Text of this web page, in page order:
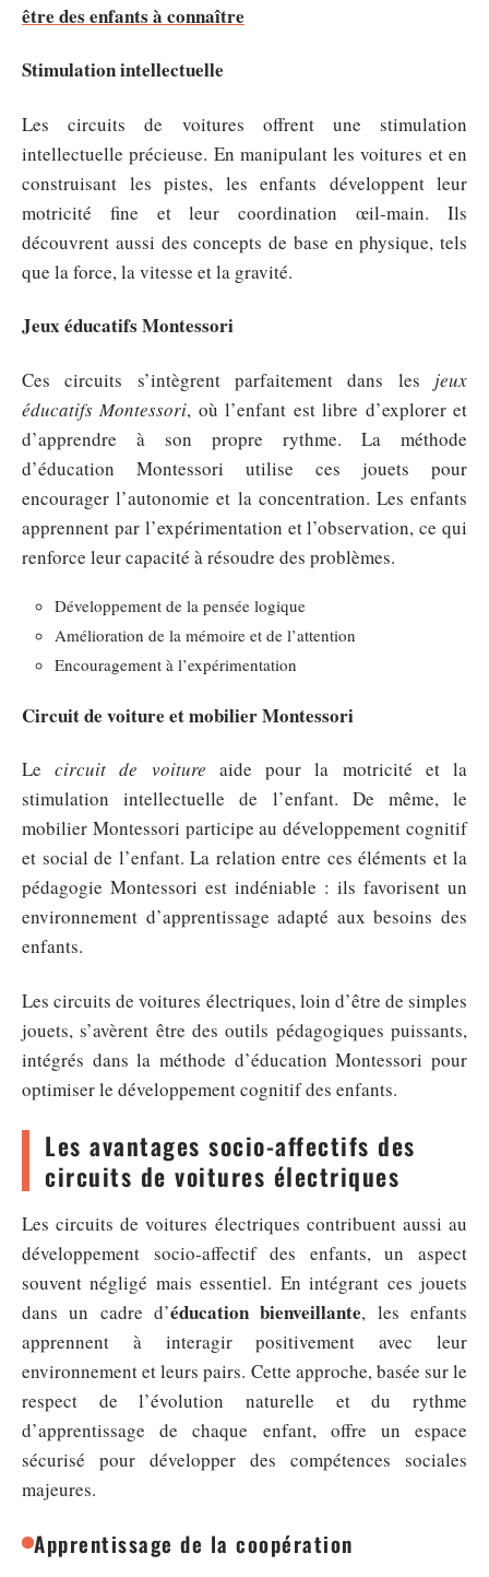
être des enfants à connaître
Stimulation intellectuelle
Les circuits de voitures offrent une stimulation
intellectuelle précieuse. En manipulant les voitures et en
construisant les pistes, les enfants développent leur
motricité fine et leur coordination œil-main. Ils
découvrent aussi des concepts de base en physique, tels
que la force, la vitesse et la gravité.
Jeux éducatifs Montessori
Ces circuits s’intègrent parfaitement dans les jeux
éducatifs Montessori, où l’enfant est libre d’explorer et
d’apprendre à son propre rythme. La méthode
d’éducation Montessori utilise ces jouets pour
encourager l’autonomie et la concentration. Les enfants
apprennent par l’expérimentation et l’observation, ce qui
renforce leur capacité à résoudre des problèmes.
Développement de la pensée logique
Amélioration de la mémoire et de l’attention
Encouragement à l’expérimentation
Circuit de voiture et mobilier Montessori
Lecircuit de voiture aide pour la motricité et la
stimulation intellectuelle de l’enfant. De même, le
mobilier Montessori participe au développement cognitif
et social de l’enfant. La relation entre ces éléments et la
pédagogie Montessori est indéniable : ils favorisent un
environnement d’apprentissage adapté aux besoins des
enfants.
Les circuits de voitures électriques, loin d’être de simples
jouets, s’avèrent être des outils pédagogiques puissants,
intégrés dans la méthode d’éducation Montessori pour
optimiser le développement cognitif des enfants.
Les avantages socio-affectifs des
circuits de voitures électriques
Les circuits de voitures électriques contribuent aussi au
développement socio-affectif des enfants, un aspect
souvent négligé mais essentiel. En intégrant ces jouets
dans un cadre d’éducation bienveillante, les enfants
apprennent à interagir positivement avec leur
environnement et leurs pairs. Cette approche, basée sur le
respect de l’évolution naturelle et du rythme
d’apprentissage de chaque enfant, offre un espace
sécurisé pour développer des compétences sociales
majeures.
Apprentissage de la coopération